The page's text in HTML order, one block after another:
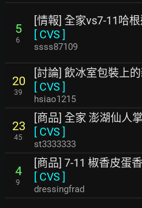
5
6
[情報] 全家vs7-11哈
[ CVS ]
ssss87109
20
39
[討論] 飲冰室包裝上
[ CVS ]
hsiao1215
23
45
[商品] 全家 澎湖仙人
[ CVS ]
st3333333
4
9
[商品] 7-11 椒香皮蛋
[ CVS ]
dressingfrad